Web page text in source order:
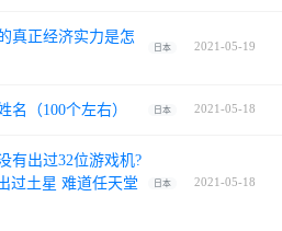
真正经济实力是怎
日本 2021-05-19
名（100个左右） 日本 2021-05-18
有出过32位游戏机?
过土星 难道任天堂
日本 2021-05-18